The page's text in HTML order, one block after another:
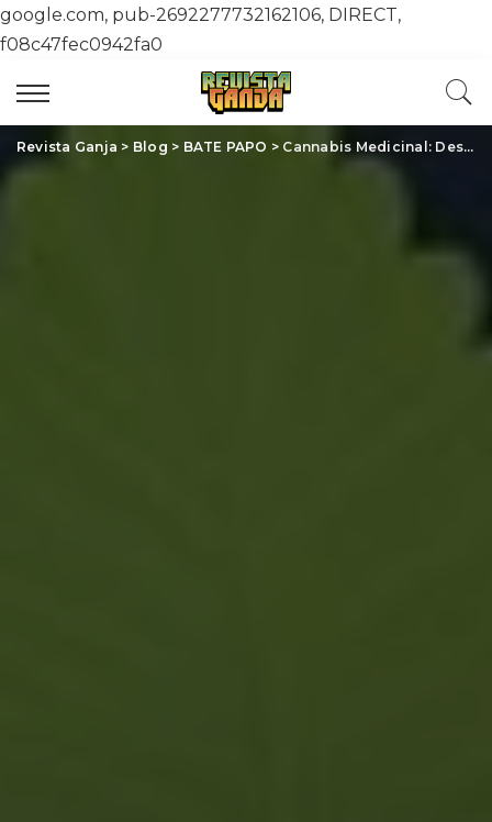
google.com, pub-2692277732162106, DIRECT,
f08c47fec0942fa0
Revista Ganja > Blog > BATE PAPO > Cannabis Medicinal: Descubra Como Essa Planta Revoluciona a Saúde e Bem-Estar